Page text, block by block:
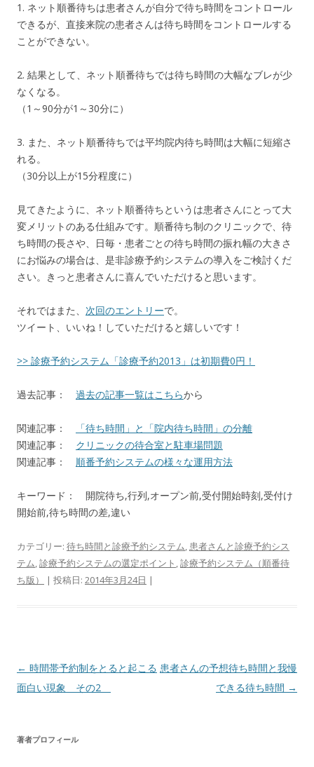
1. ネット順番待ちは患者さんが自分で待ち時間をコントロール
できるが、直接来院の患者さんは待ち時間をコントロールする
ことができない。
2. 結果として、ネット順番待ちでは待ち時間の大幅なブレが少
なくなる。
（1～90分が1～30分に）
3. また、ネット順番待ちでは平均院内待ち時間は大幅に短縮さ
れる。
（30分以上が15分程度に）
見てきたように、ネット順番待ちというは患者さんにとって大
変メリットのある仕組みです。順番待ち制のクリニックで、待
ち時間の長さや、日毎・患者ごとの待ち時間の振れ幅の大きさ
にお悩みの場合は、是非診療予約システムの導入をご検討くだ
さい。きっと患者さんに喜んでいただけると思います。
それではまた、 次回のエントリーで。
ツイート、いいね！していただけると嬉しいです！
>> 診療予約システム「診療予約2013」は初期費0円！
過去記事： 過去の記事一覧はこちらから
関連記事：
「待ち時間」と「院内待ち時間」の分離
関連記事： クリニックの待合室と駐車場問題
関連記事： 順番予約システムの様々な運用方法
キーワード： 開院待ち,行列,オープン前,受付開始時刻,受付け
開始前,待ち時間の差,違い
カテゴリー: 待ち時間と診療予約システム, 患者さんと診療予約シス
テム,診療予約システムの選定ポイント ,診療予約システム（順番待
ち版）
| 投稿日: 2014年3月24日 |
投
稿
ゲ
← 時間帯予約制をとると起こる
面白い現象 その2
患者さんの予想待ち時間と我慢
できる待ち時間 →
著者プロフィール